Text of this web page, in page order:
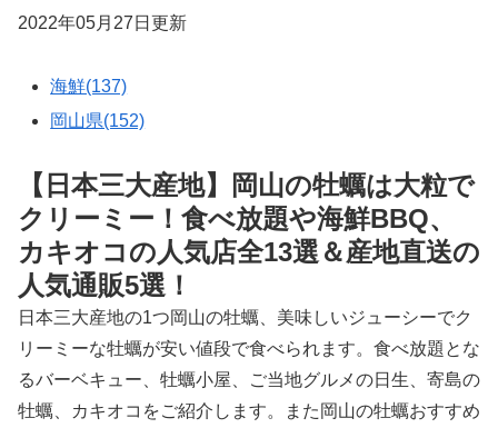
2022年05月27日更新
海鮮(137)
岡山県(152)
【日本三大産地】岡山の牡蠣は大粒で
クリーミー！食べ放題や海鮮BBQ、
カキオコの人気店全13選＆産地直送の
人気通販5選！
日本三大産地の1つ岡山の牡蠣、美味しいジューシーでク
リーミーな牡蠣が安い値段で食べられます。食べ放題とな
るバーベキュー、牡蠣小屋、ご当地グルメの日生、寄島の
牡蠣、カキオコをご紹介します。また岡山の牡蠣おすすめ